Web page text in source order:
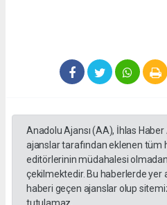
Anadolu Ajansı (AA), İhlas Haber
ajanslar tarafından eklenen tüm
editörlerinin müdahalesi
çekilmektedir. Bu haberlerde yer
haberi geçen ajanslar olup
tutulamaz.